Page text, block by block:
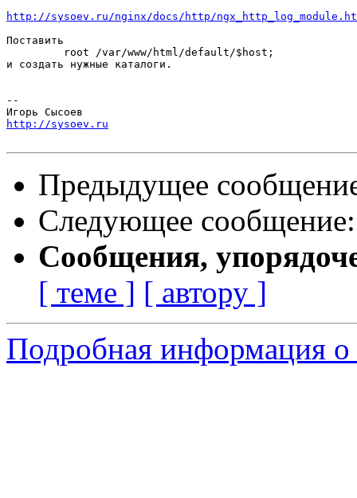
http://sysoev.ru/nginx/docs/http/
Поставить
         root /var/www/html/default/$host;
и создать нужные каталоги.
--
http://sysoev.ru
Предыдущее
Следующее
Сообщения,
[ теме ] [ автору ]
Подробная информация